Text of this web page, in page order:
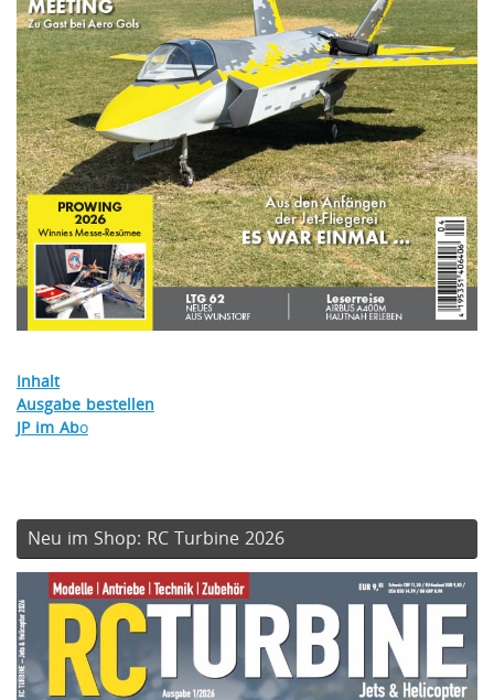
Inhalt
Ausgabe bestellen
JP im Abo
Neu im Shop: RC Turbine 2026